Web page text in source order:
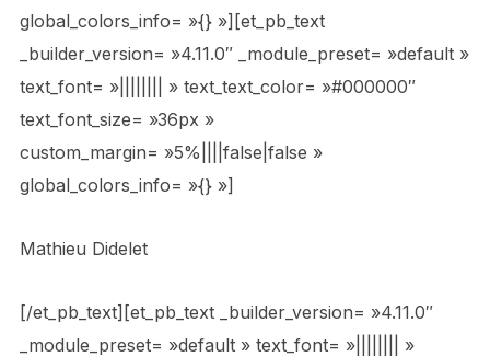
global_colors_info= »{} »][et_pb_text
_builder_version= »4.11.0″ _module_preset= »default »
text_font= »|||||||| » text_text_color= »#000000″
text_font_size= »36px »
custom_margin= »5%||||false|false »
global_colors_info= »{} »]
Mathieu Didelet
[/et_pb_text][et_pb_text _builder_version= »4.11.0″
_module_preset= »default » text_font= »|||||||| »